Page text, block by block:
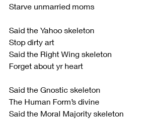
Starve unmarried moms
Said the Yahoo skeleton
Stop dirty art
Said the Right Wing skeleton
Forget about yr heart
Said the Gnostic skeleton
The Human Form’s divine
Said the Moral Majority skeleton